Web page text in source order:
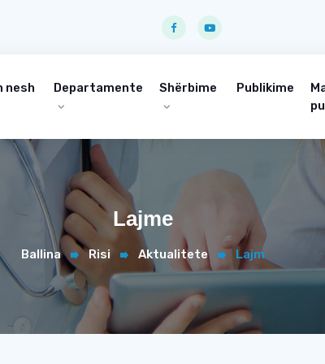
nesh Departamente Shërbime Publikime
Lajme
Ballina Risi Aktualitete Lajm